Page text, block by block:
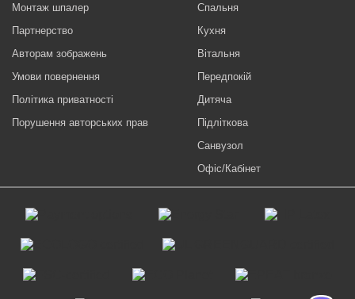
Монтаж шпалер
Партнерство
Авторам зображень
Умови повернення
Політика приватності
Порушення авторських прав
Спальня
Кухня
Вітальня
Передпокій
Дитяча
Підліткова
Санвузол
Офіс/Кабінет